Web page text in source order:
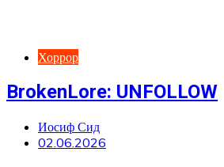
Хоррор
BrokenLore: UNFOLLOW
Иосиф Сид
02.06.2026